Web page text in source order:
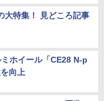
大特集！ 見どころ記事
ホイール「CE28 N-p
向上